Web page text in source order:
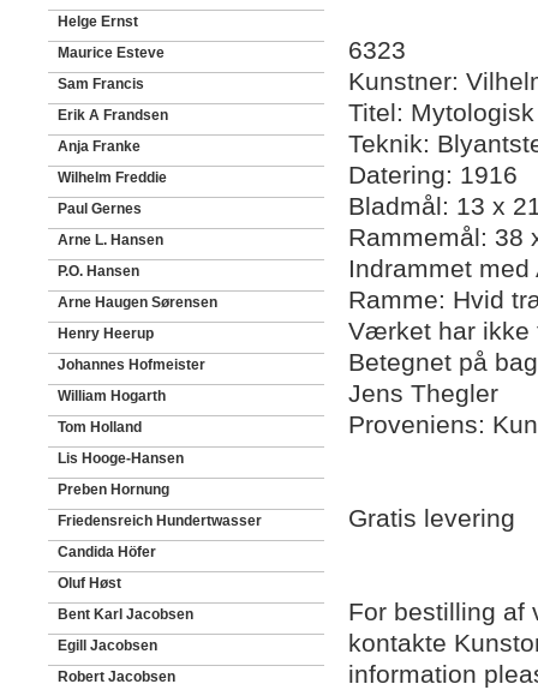
Helge Ernst
Maurice Esteve
Sam Francis
Erik A Frandsen
Anja Franke
Wilhelm Freddie
Paul Gernes
Arne L. Hansen
P.O. Hansen
Arne Haugen Sørensen
Henry Heerup
Johannes Hofmeister
William Hogarth
Tom Holland
Lis Hooge-Hansen
Preben Hornung
Friedensreich Hundertwasser
Candida Höfer
Oluf Høst
Bent Karl Jacobsen
Egill Jacobsen
Robert Jacobsen
6323
Kunstner:
Titel:
Teknik:
Datering: 1916
Bladmål: 13 x
Rammemål: 38
Indrammet med
Ramme: Hvid
Værket har ikke
Betegnet på
Jens Thegler
Proveniens:
Gratis levering
For bestilling af
kontakte
information